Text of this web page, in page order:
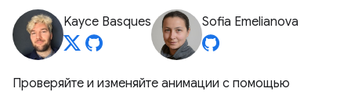
Kayce Basques Sofia Emelianova
Проверяйте и изменяйте анимации с помощью